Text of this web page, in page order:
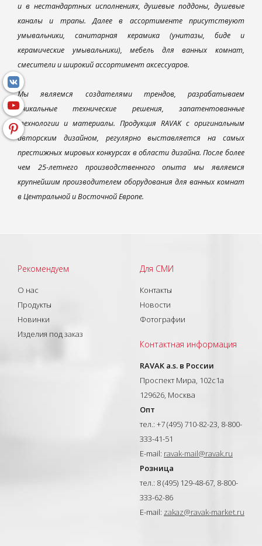
и в нестандартных исполнениях, душевые поддоны, душевые
каналы и трапы. Далее в ассортименте присутствуют
умывальники, санитарная керамика (унитазы, биде и
керамические умывальники), мебель для ванных комнат,
смесители и широкий ассортимент аксессуаров.
Мы являемся создателями трендов, разрабатываем
уникальные технические решения, запатентованные
технологии и материалы. Продукция RAVAK с оригинальным
авторским дизайном, регулярно выставляется на самых
престижных мировых конкурсах в области дизайна. После более
чем 25-летнего производственного опыта мы являемся
крупнейшим производителем оборудования для ванных комнат
в Центральной и Восточной Европе.
Рекомендуем
О нас
Продукты
Новинки
Изделия под заказ
Для СМИ
Контакты
Новости
Фотографии
Контактная информация
RAVAK a.s. в России
Проспект Мира, 102с1а
129626, Москва
Опт
тел.: +7 (495) 710-82-23, 8-800-
333-41-51
E-mail: ravak-mail@ravak.ru
Розница
тел.: 8 (495) 129-48-67, 8-800-
333-62-86
E-mail: zakaz@ravak-market.ru